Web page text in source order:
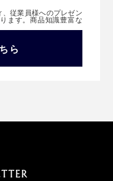
従業員様へのプレゼン
ます。商品知識豊富な
ら